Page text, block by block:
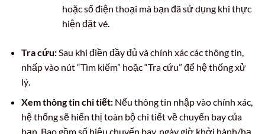
hoặc số điện thoại mà bạn đã sử dụng khi thực
hiện đặt vé.
Tra cứu:Sau khi điền đầy đủ và chính xác các thông tin,
nhấp vào nút “Tìm kiếm” hoặc “Tra cứu” để hệ thống xử
lý.
Xem thông tin chi tiết:Nếu thông tin nhập vào chính xác,
hệ thống sẽ hiển thị toàn bộ chi tiết về chuyến bay của
bạn. Bao gồm số hiệu chuyến bay, ngày giờ khởi hành/hạ